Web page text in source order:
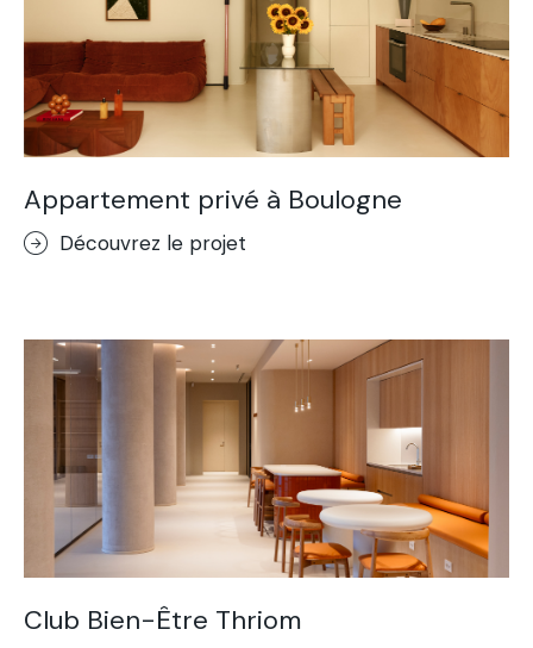
Appartement privé à Boulogne
Découvrez le projet
Club Bien-Être Thriom